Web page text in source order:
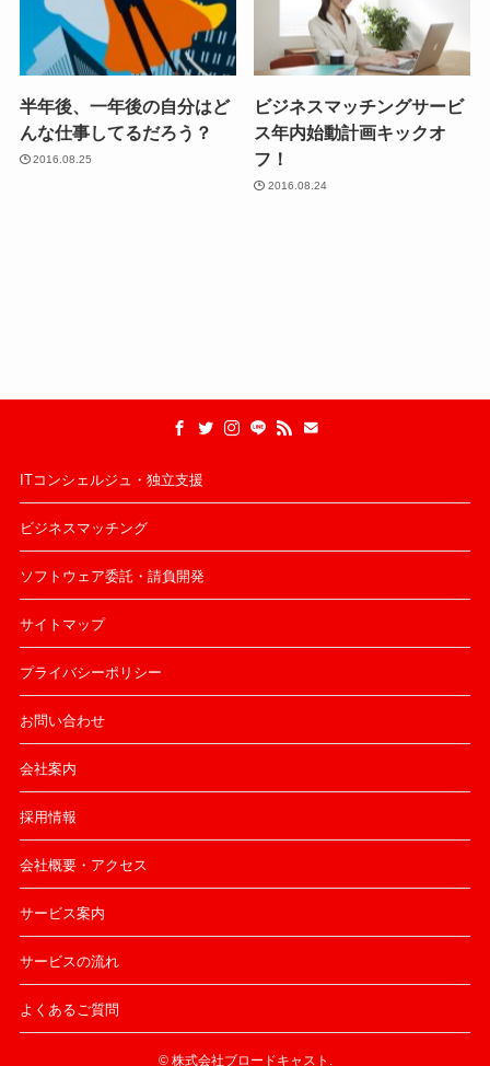
半年後、一年後の自分はど
んな仕事してるだろう？
2016.08.25
ビジネスマッチングサービ
ス年内始動計画キックオ
フ！
2016.08.24
ITコンシェルジュ・独立支援
ビジネスマッチング
ソフトウェア委託・請負開発
サイトマップ
プライバシーポリシー
お問い合わせ
会社案内
採用情報
会社概要・アクセス
サービス案内
サービスの流れ
よくあるご質問
©株式会社ブロードキャスト.